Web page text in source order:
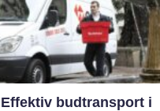
Effektiv budtransport i